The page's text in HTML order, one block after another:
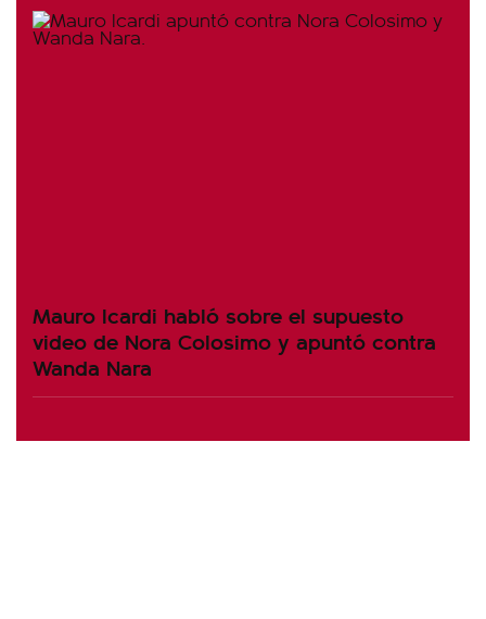
Mauro Icardi habló sobre el supuesto
video de Nora Colosimo y apuntó contra
Wanda Nara